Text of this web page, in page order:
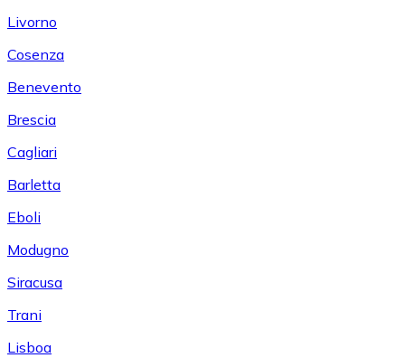
Livorno
Cosenza
Benevento
Brescia
Cagliari
Barletta
Eboli
Modugno
Siracusa
Trani
Lisboa